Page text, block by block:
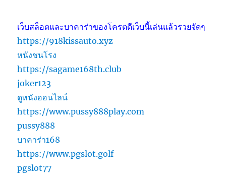
เว็บสล็อตและบาคาร่าของโครตดีเว็บนี้เล่นแล้วรวยจัดๆ
https://918kissauto.xyz
หนังชนโรง
https://sagame168th.club
joker123
ดูหนังออนไลน์
https://www.pussy888play.com
pussy888
บาคาร่า168
https://www.pgslot.golf
pgslot77